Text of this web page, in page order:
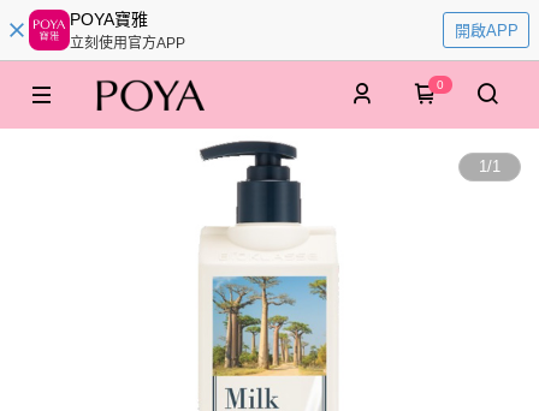
POYA寶雅
立刻使用官方APP
開啟APP
0
1/1